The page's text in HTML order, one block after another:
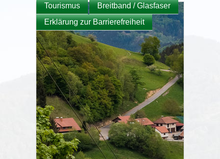
Tourismus
Breitband / Glasfaser
Erklärung zur Barrierefreiheit